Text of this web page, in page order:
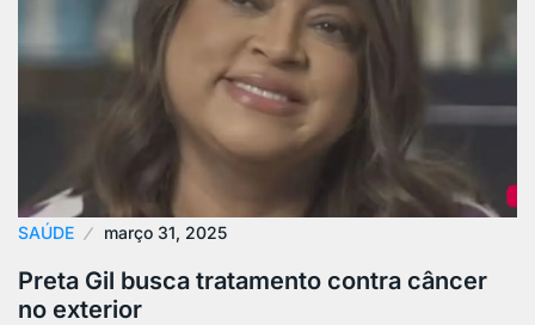
SAÚDE março 31, 2025
Preta Gil busca tratamento contra câncer
no exterior